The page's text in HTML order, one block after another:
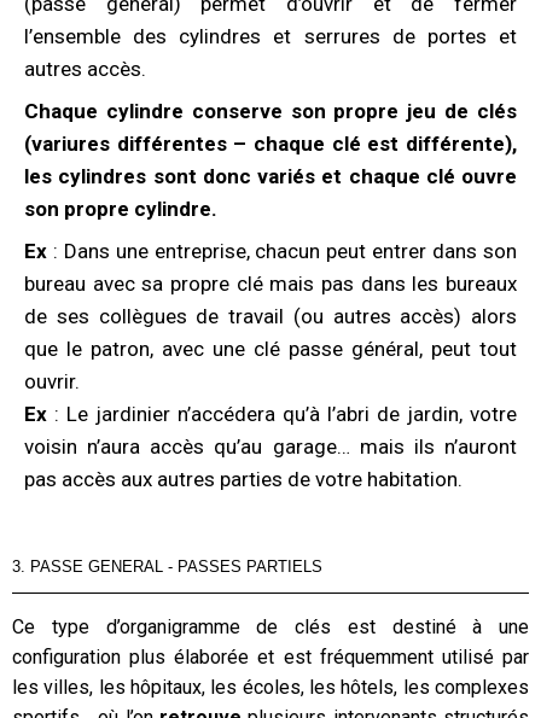
l’ensemble des cylindres et serrures de portes et
autres accès.
Chaque cylindre conserve son propre jeu de clés
(variures différentes – chaque clé est différente),
les cylindres sont donc variés et chaque clé ouvre
son propre cylindre.
Ex : Dans une entreprise, chacun peut entrer dans son
bureau avec sa propre clé mais pas dans les bureaux
de ses collègues de travail (ou autres accès) alors
que le patron, avec une clé passe général, peut tout
ouvrir.
Ex : Le jardinier n’accédera qu’à l’abri de jardin, votre
voisin n’aura accès qu’au garage… mais ils n’auront
pas accès aux autres parties de votre habitation.
3. PASSE GENERAL - PASSES PARTIELS
Ce type d’organigramme de clés est destiné à une
configuration plus élaborée et est fréquemment utilisé par
les villes, les hôpitaux, les écoles, les hôtels, les complexes